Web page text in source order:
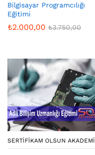
Bilgisayar Programcılığı
Eğitimi
₺2.000,00 ₺3.750,00
SERTIFIKAM OLSUN AKADEMI